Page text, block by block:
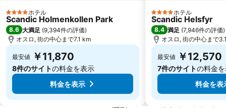
4 ホテルのランク
ホテル
Scandic Holmenkollen Park
8.6 大満足 (9,394件の評価)
オスロ, 街の中心まで7.1 km
最安値 ￥11,870
8件のサイトの料金を表示
料金を表示
4 ホテルのランク
ホテル
Scandic Helsfyr
8.4 満足 (7,946件の評価)
オスロ, 街の中心まで
最安値 ￥12,570
7件のサイトの料金
料金を表